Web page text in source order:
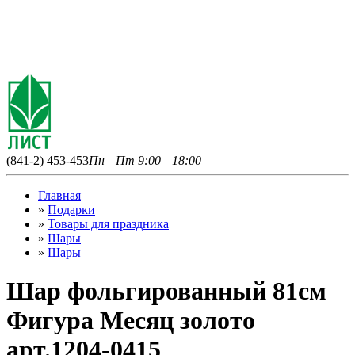
(841-2) 453-453Пн—Пт 9:00—18:00
Главная
» Подарки
» Товары для праздника
» Шары
» Шары
Шар фольгированный 81см
Фигура Месяц золото